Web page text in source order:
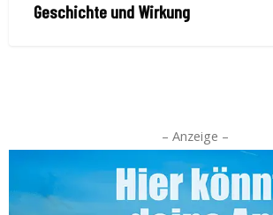
Geschichte und Wirkung
– Anzeige –